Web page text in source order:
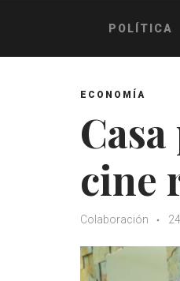
POLÍTICA
ECONOMÍA
cine
Colaboración